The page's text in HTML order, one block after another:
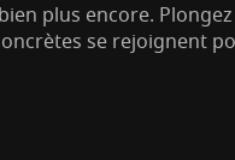
plus encore.
se rejoignent